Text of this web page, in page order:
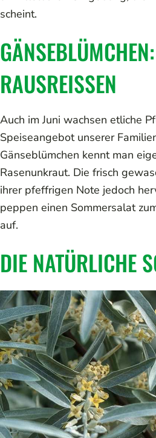
scheint.
RAUSREISSEN
Auch im Juni wachsen etliche
Speiseangebot unserer
Gänseblümchen kennt man
Rasenunkraut. Die frisch
ihrer pfeffrigen Note jedoch
peppen einen Sommersalat
auf.
DIE NATÜRLICHE